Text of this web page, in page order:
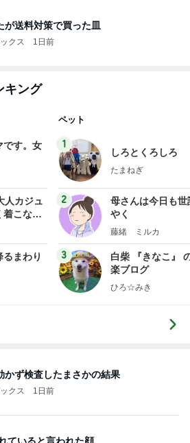
が送料対策で買った皿
クス 1日前
キング
です。女
人カジュ
着こなす
ログ
まわり
ペット
1
しろとくろしろ
たまねぎ
2
母さんは今日も世
やく
藤緒 ミルカ
3
白柴 『きなこ』
楽ブログ
ひろ☆みき
かず検査したまさかの結果
クス 1日前
ていると言われた顔